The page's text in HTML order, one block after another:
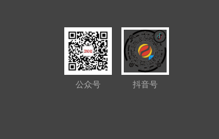
公众号 抖音号